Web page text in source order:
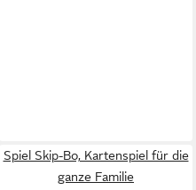
Spiel Skip-Bo, Kartenspiel für die
ganze Familie